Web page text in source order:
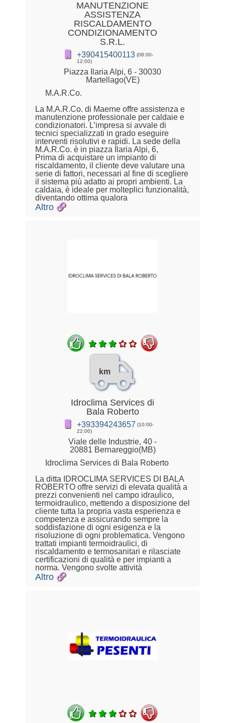
MANUTENZIONE
ASSISTENZA
RISCALDAMENTO
CONDIZIONAMENTO
S.R.L.
+390415400113 (08:00-
12:00)
Piazza Ilaria Alpi, 6 - 30030
Martellago(VE)
M.A.R.Co.
La M.A.R.Co. di Maerne offre assistenza e
manutenzione professionale per caldaie e
condizionatori. L’impresa si avvale di
tecnici specializzati in grado eseguire
interventi risolutivi e rapidi. La sede della
M.A.R.Co. è in piazza Ilaria Alpi, 6,
Prima di acquistare un impianto di
riscaldamento, il cliente deve valutare una
serie di fattori, necessari al fine di scegliere
il sistema più adatto ai propri ambienti. La
caldaia, è ideale per molteplici funzionalità,
diventando ottima qualora
Altro
km
Idroclima Services di
Bala Roberto
+393394243657 (10:00-
22:00)
Viale delle Industrie, 40 -
20881 Bernareggio(MB)
Idroclima Services di Bala Roberto
La ditta IDROCLIMA SERVICES DI BALA
ROBERTO offre servizi di elevata qualità a
prezzi convenienti nel campo idraulico,
termoidraulico, mettendo a disposizione del
cliente tutta la propria vasta esperienza e
competenza e assicurando sempre la
soddisfazione di ogni esigenza e la
risoluzione di ogni problematica. Vengono
trattati impianti termoidraulici, di
riscaldamento e termosanitari e rilasciate
certificazioni di qualità e per impianti a
norma. Vengono svolte attività
Altro